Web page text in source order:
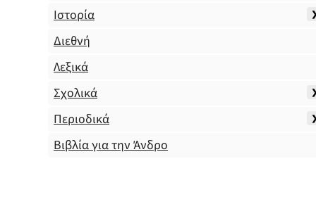
Ιστορία
Διεθνή
Λεξικά
Σχολικά
Περιοδικά
Βιβλία για την Άνδρο